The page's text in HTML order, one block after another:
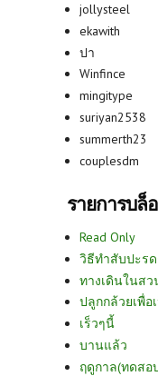
jollysteel
ekawith
ปา
Winfince
mingitype
suriyan2538
summerth23
couplesdm
รายการบล็
Read Only
วิธีทำสับปะร
ทางเดินในสว
ปลูกกล้วยเพื่อ
เร็วๆนี้
บานแล้ว
ฤดูกาล(ทดสอ